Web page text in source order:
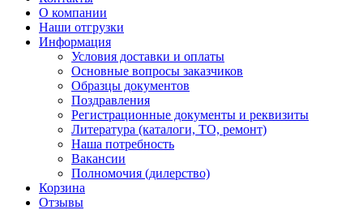
О компании
Наши отгрузки
Информация
Условия доставки и оплаты
Основные вопросы заказчиков
Образцы документов
Поздравления
Регистрационные документы и реквизиты
Литература (каталоги, ТО, ремонт)
Наша потребность
Вакансии
Полномочия (дилерство)
Корзина
Отзывы